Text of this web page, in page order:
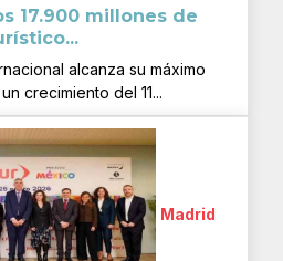
17.900 millones de
alcanza su máximo
crecimiento del 11...
Madrid